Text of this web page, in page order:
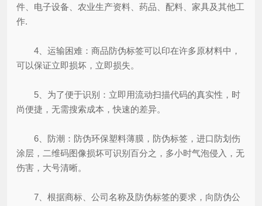
件、电子设备、农业生产资料、药品、配料、家具及其他工
作.
4、运输困难：商品防伪标签可以印在许多原材料中，
可以保证立即损坏，立即损失。
5、为了便于识别：立即用流动扫描代码的真实性，时
尚便捷，无需搜索成本，快速的差异。
6、防潮：防伪环保塑料薄膜，防伪标签，进口防划伤
涂层，二维码图像损坏可识别百分之，多小时气泡侵入，无
伤害，大号清晰。
7、根据商标、公司名称及防伪标签的要求，向防伪公